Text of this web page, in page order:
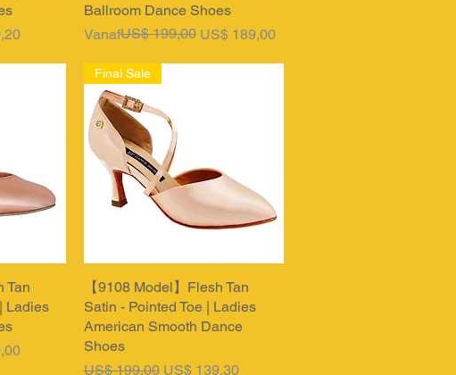
Ballroom Dance Shoes
Vanaf
Normale prijs
US$ 199,00 US$ 189,00
Verkoopprijs
Tan
Ladies
Snel overzicht
Final Sale
【9108 Model】Flesh Tan
Satin - Pointed Toe | Ladies
American Smooth Dance
Shoes
Normale prijs
US$ 199,00 Verkoopprijs
US$ 139,30